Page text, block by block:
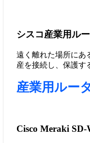
シスコ産業用ル
遠く離れた場所にあ
産を接続し、保護す
産業用ルー
Cisco Meraki SD-